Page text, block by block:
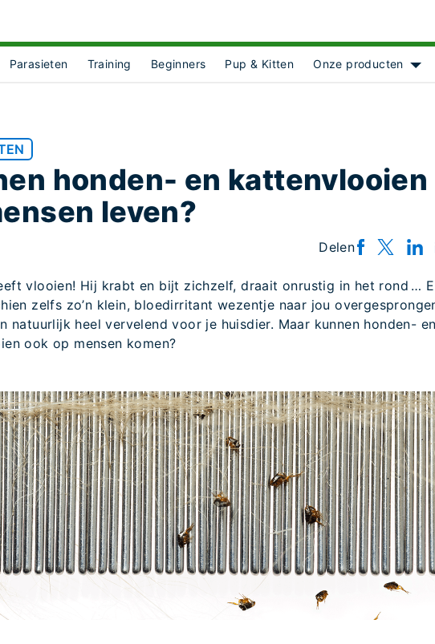
Parasieten Training Beginners Pup & Kitten
Onze producten
honden- en kattenvlooien
leven?
Delen
vlooien! Hij krabt en bijt zichzelf, draait onrustig in het rond …
zelfs zo’n klein, bloedirritant wezentje naar jou
natuurlijk heel vervelend voor je huisdier. Maar kunnen honden- en
ook op mensen komen?